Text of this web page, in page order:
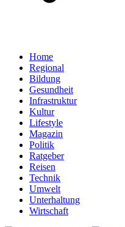
Home
Regional
Bildung
Gesundheit
Infrastruktur
Kultur
Lifestyle
Magazin
Politik
Ratgeber
Reisen
Technik
Umwelt
Unterhaltung
Wirtschaft